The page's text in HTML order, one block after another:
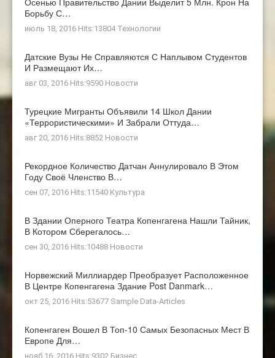
Борьбу С…
июль 18, 2016 Hits:13804 Технологии
Датские Вузы Не Справляются С Наплывом Студентов
И Размещают Их…
авг 03, 2016 Hits:9590 Новости
Турецкие Мигранты Объявили 14 Школ Дании
«террористическими» И Забрали Оттуда…
авг 20, 2016 Hits:8852 Новости
Рекордное Количество Датчан Аннулировало В Этом
Году Своё Членство В…
сен 07, 2016 Hits:11540 Культура
В Здании Оперного Театра Копенгагена Нашли Тайник,
В Котором Сберегалось…
сен 30, 2016 Hits:10488 Новости
Норвежский Миллиардер Преобразует Расположенное
В Центре Копенгагена Здание Post Danmark…
окт 25, 2016 Hits:53677 Sample Data-Articles
Копенгаген Вошел В Топ-10 Самых Безопасных Мест В
Европе Для…
нояб 16, 2016 Hits:9302 Бизнес